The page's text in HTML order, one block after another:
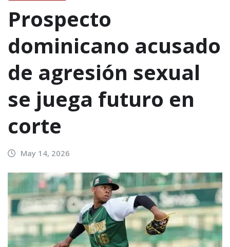
Prospecto
dominicano acusado
de agresión sexual
se juega futuro en
corte
May 14, 2026